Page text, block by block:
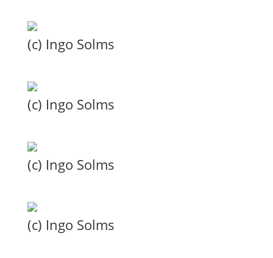
(c) Ingo Solms
(c) Ingo Solms
(c) Ingo Solms
(c) Ingo Solms